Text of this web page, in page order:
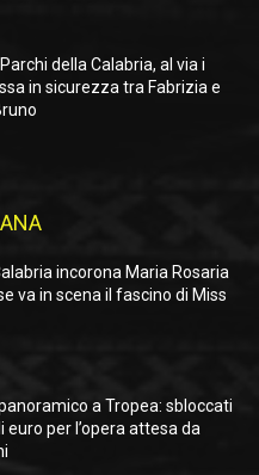
della Calabria, al via i
in sicurezza tra Fabrizia e
incorona Maria Rosaria
va in scena il fascino di Miss
a Tropea: sbloccati
euro per l’opera attesa da